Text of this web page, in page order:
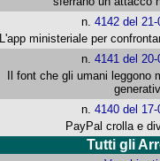
n.4142 del 21-
L'app ministeriale per
n.4141 del 20-
Il font che gli umani leggono
n.4140 del 17-
PayPal crolla e
Tutti gli